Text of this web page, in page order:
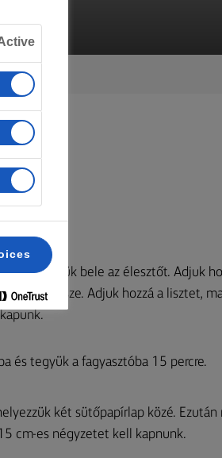
keverjük bele az élesztőt. Adjuk
össze. Adjuk hozzá a lisztet,
és tegyük a fagyasztóba 15 percre.
két sütőpapírlap közé.
cm-es négyzetet kell kapnunk.